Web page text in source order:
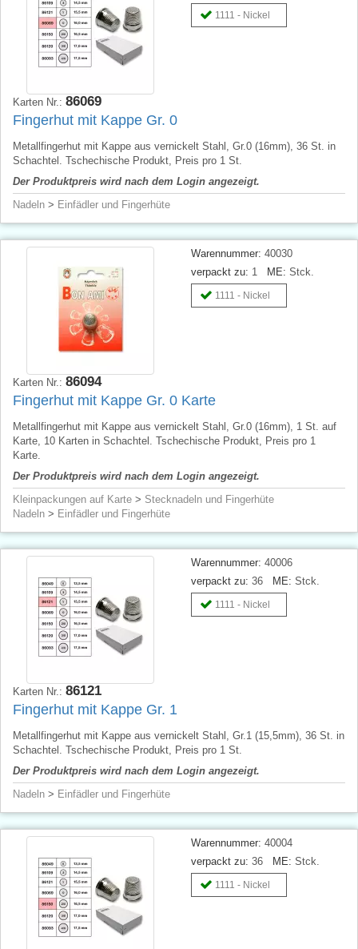
1111 - Nickel
Karten Nr.: 86069
Fingerhut mit Kappe Gr. 0
Metallfingerhut mit Kappe aus vernickelt Stahl, Gr.0 (16mm), 36 St. in
Schachtel. Tschechische Produkt, Preis pro 1 St.
Der Produktpreis wird nach dem Login angezeigt.
Nadeln > Einfädler und Fingerhüte
Warennummer: 40030
verpackt zu: 1 ME: Stck.
1111 - Nickel
Karten Nr.: 86094
Fingerhut mit Kappe Gr. 0 Karte
Metallfingerhut mit Kappe aus vernickelt Stahl, Gr.0 (16mm), 1 St. auf
Karte, 10 Karten in Schachtel. Tschechische Produkt, Preis pro 1
Karte.
Der Produktpreis wird nach dem Login angezeigt.
Kleinpackungen auf Karte > Stecknadeln und Fingerhüte
Nadeln > Einfädler und Fingerhüte
Warennummer: 40006
verpackt zu: 36 ME: Stck.
1111 - Nickel
Karten Nr.: 86121
Fingerhut mit Kappe Gr. 1
Metallfingerhut mit Kappe aus vernickelt Stahl, Gr.1 (15,5mm), 36 St. in
Schachtel. Tschechische Produkt, Preis pro 1 St.
Der Produktpreis wird nach dem Login angezeigt.
Nadeln > Einfädler und Fingerhüte
Warennummer: 40004
verpackt zu: 36 ME: Stck.
1111 - Nickel